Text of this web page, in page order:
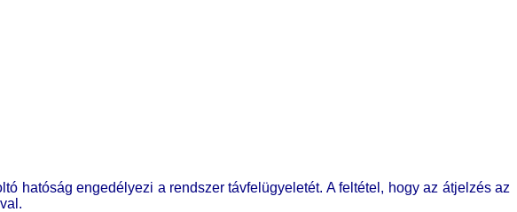
engedélyezi a rendszer távfelügyeletét. A feltétel, hogy az átjelzés az